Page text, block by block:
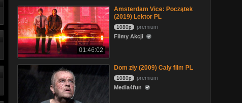
01:46:02
Amsterdam Vice: Początek
(2019) Lektor PL
1080p
premium
Filmy Akcji
Dom zły (2009) Cały film PL
1080p
premium
Media4fun